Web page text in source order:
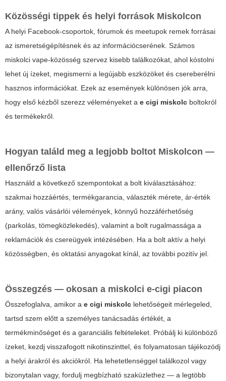
Közösségi tippek és helyi források Miskolcon
A helyi Facebook-csoportok, fórumok és meetupok remek forrásai
az ismeretségépítésnek és az információcserének. Számos
miskolci vape-közösség szervez kisebb találkozókat, ahol kóstolni
lehet új ízeket, megismerni a legújabb eszközöket és csereberélni
hasznos információkat. Ezek az események különösen jók arra,
hogy első kézből szerezz véleményeket a e cigi miskolc boltokról
és termékekről.
Hogyan találd meg a legjobb boltot Miskolcon —
ellenőrző lista
Használd a következő szempontokat a bolt kiválasztásához:
szakmai hozzáértés, termékgarancia, választék mérete, ár-érték
arány, valós vásárlói vélemények, könnyű hozzáférhetőség
(parkolás, tömegközlekedés), valamint a bolt rugalmassága a
reklamációk és csereügyek intézésében. Ha a bolt aktív a helyi
közösségben, és oktatási anyagokat kínál, az további pozitív jel.
Összegzés — okosan a miskolci e-cigi piacon
Összefoglalva, amikor a e cigi miskolc lehetőségeit mérlegeled,
tartsd szem előtt a személyes tanácsadás értékét, a
termékminőséget és a garanciális feltételeket. Próbálj ki különböző
ízeket, kezdj visszafogott nikotinszinttel, és folyamatosan tájékozódj
a helyi árakról és akciókról. Ha lehetetlenséggel találkozol vagy
bizonytalan vagy, fordulj megbízható szaküzlethez — a legtöbb